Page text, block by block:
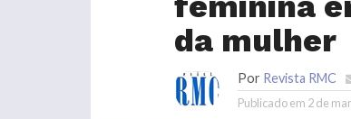
da mulher
Por Revista RMC
Publicado em 2 de